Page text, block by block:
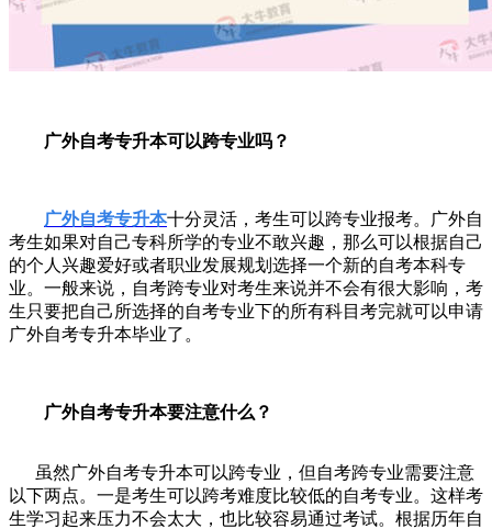
广外自考专升本可以跨专业吗？
广外自考专升本十分灵活，考生可以跨专业报考。广外自
考生如果对自己专科所学的专业不敢兴趣，那么可以根据自己
的个人兴趣爱好或者职业发展规划选择一个新的自考本科专
业。 一般来说 ， 自考跨专业对考生来说并不会有很大影响，考
生只要把自己所选择的自考专业下的所有科目考完就可以申请
广外自考专升本毕业了 。
广外自考专升本要注意什么？
虽然广外自考专升本可以跨专业，但自考跨专业需要注意
以下两点。一是考生可以跨考难度比较低的自考专业。这样考
生学习起来压力不会太大，也比较容易通过考试。根据历年自